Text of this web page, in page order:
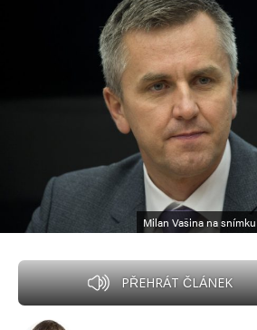
Milan Vašina na
PŘEHRÁT ČLÁNEK